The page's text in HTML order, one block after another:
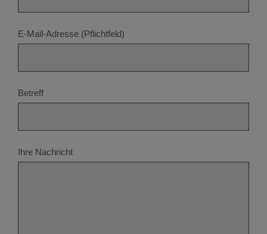
E-Mail-Adresse (Pflichtfeld)
Betreff
Ihre Nachricht